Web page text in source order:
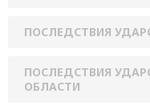
ПОСЛЕДСТВИЯ
ПОСЛЕДСТВИЯ
ОБЛАСТИ